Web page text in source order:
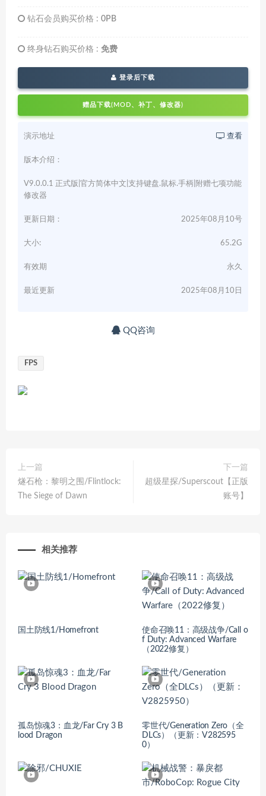
钻石会员购买价格 : 0PB
终身钻石购买价格 : 免费
登录后下载
赠品下载(MOD、补丁、修改器)
演示地址 查看
版本介绍：
V9.0.0.1 正式版|官方简体中文|支持键盘.鼠标.手柄|附赠七项功能
修改器
更新日期： 2025年08月10号
大小: 65.2G
有效期 永久
最近更新 2025年08月10日
QQ咨询
FPS
上一篇
燧石枪：黎明之围/Flintlock:
The Siege of Dawn
下一篇
超级星探/Superscout【正版
账号】
相关推荐
国土防线1/Homefront
使命召唤11：高级战争/Call o
f Duty: Advanced Warfare
（2022修复）
孤岛惊魂3：血龙/Far Cry 3 B
lood Dragon
零世代/Generation Zero（全
DLCs）（更新：V282595
0）